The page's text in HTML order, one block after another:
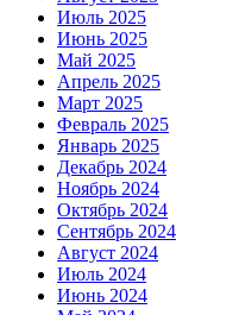
Июль 2025
Июнь 2025
Май 2025
Апрель 2025
Март 2025
Февраль 2025
Январь 2025
Декабрь 2024
Ноябрь 2024
Октябрь 2024
Сентябрь 2024
Август 2024
Июль 2024
Июнь 2024